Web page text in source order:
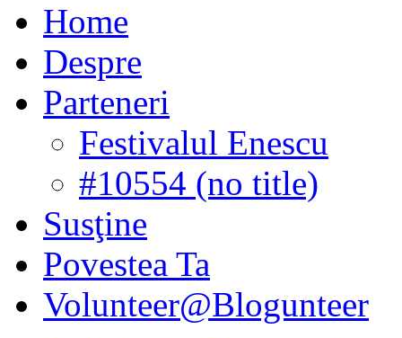
Home
Despre
Parteneri
Festivalul Enescu
#10554 (no title)
Susţine
Povestea Ta
Volunteer@Blogunteer